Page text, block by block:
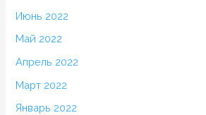
Июнь 2022
Май 2022
Апрель 2022
Март 2022
Январь 2022